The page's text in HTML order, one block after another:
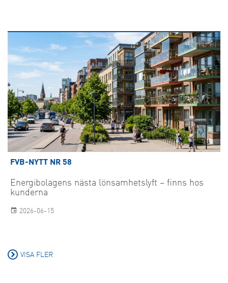
FVB-NYTT NR 58
Energibolagens nästa lönsamhetslyft – finns hos
kunderna
2026-06-15
VISA FLER